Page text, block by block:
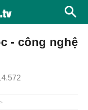
- công nghệ